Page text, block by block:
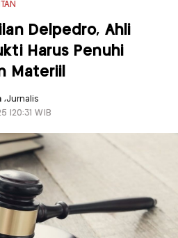
Delpedro, Ahli
Harus Penuhi
Materiil
,Jurnalis
|20:31 WIB